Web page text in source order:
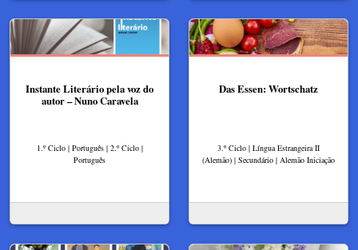
Instante Literário pela voz do
autor – Nuno Caravela
1.º Ciclo | Português | 2.º Ciclo |
Português
Das Essen: Wortschatz
3.º Ciclo | Língua Estrangeira II
(Alemão) | Secundário | Alemão Iniciação